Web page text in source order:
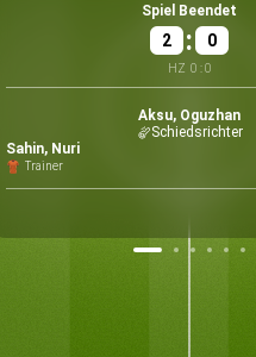
Spiel Beendet
2 : 0
HZ 0 : 0
Aksu, Oguzhan
Schiedsrichter
Sahin, Nuri
Trainer